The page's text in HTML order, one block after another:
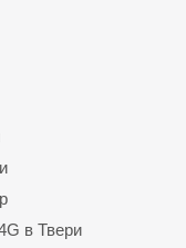
в Твери